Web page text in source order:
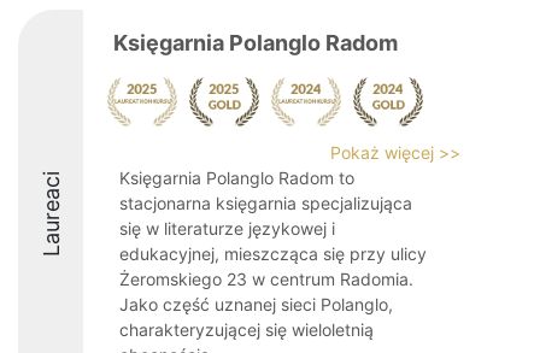
Laureaci
Księgarnia Polanglo Radom
Pokaż więcej >>
Księgarnia Polanglo Radom to
stacjonarna księgarnia specjalizująca
się w literaturze językowej i
edukacyjnej, mieszcząca się przy ulicy
Żeromskiego 23 w centrum Radomia.
Jako część uznanej sieci Polanglo,
charakteryzującej się wieloletnią